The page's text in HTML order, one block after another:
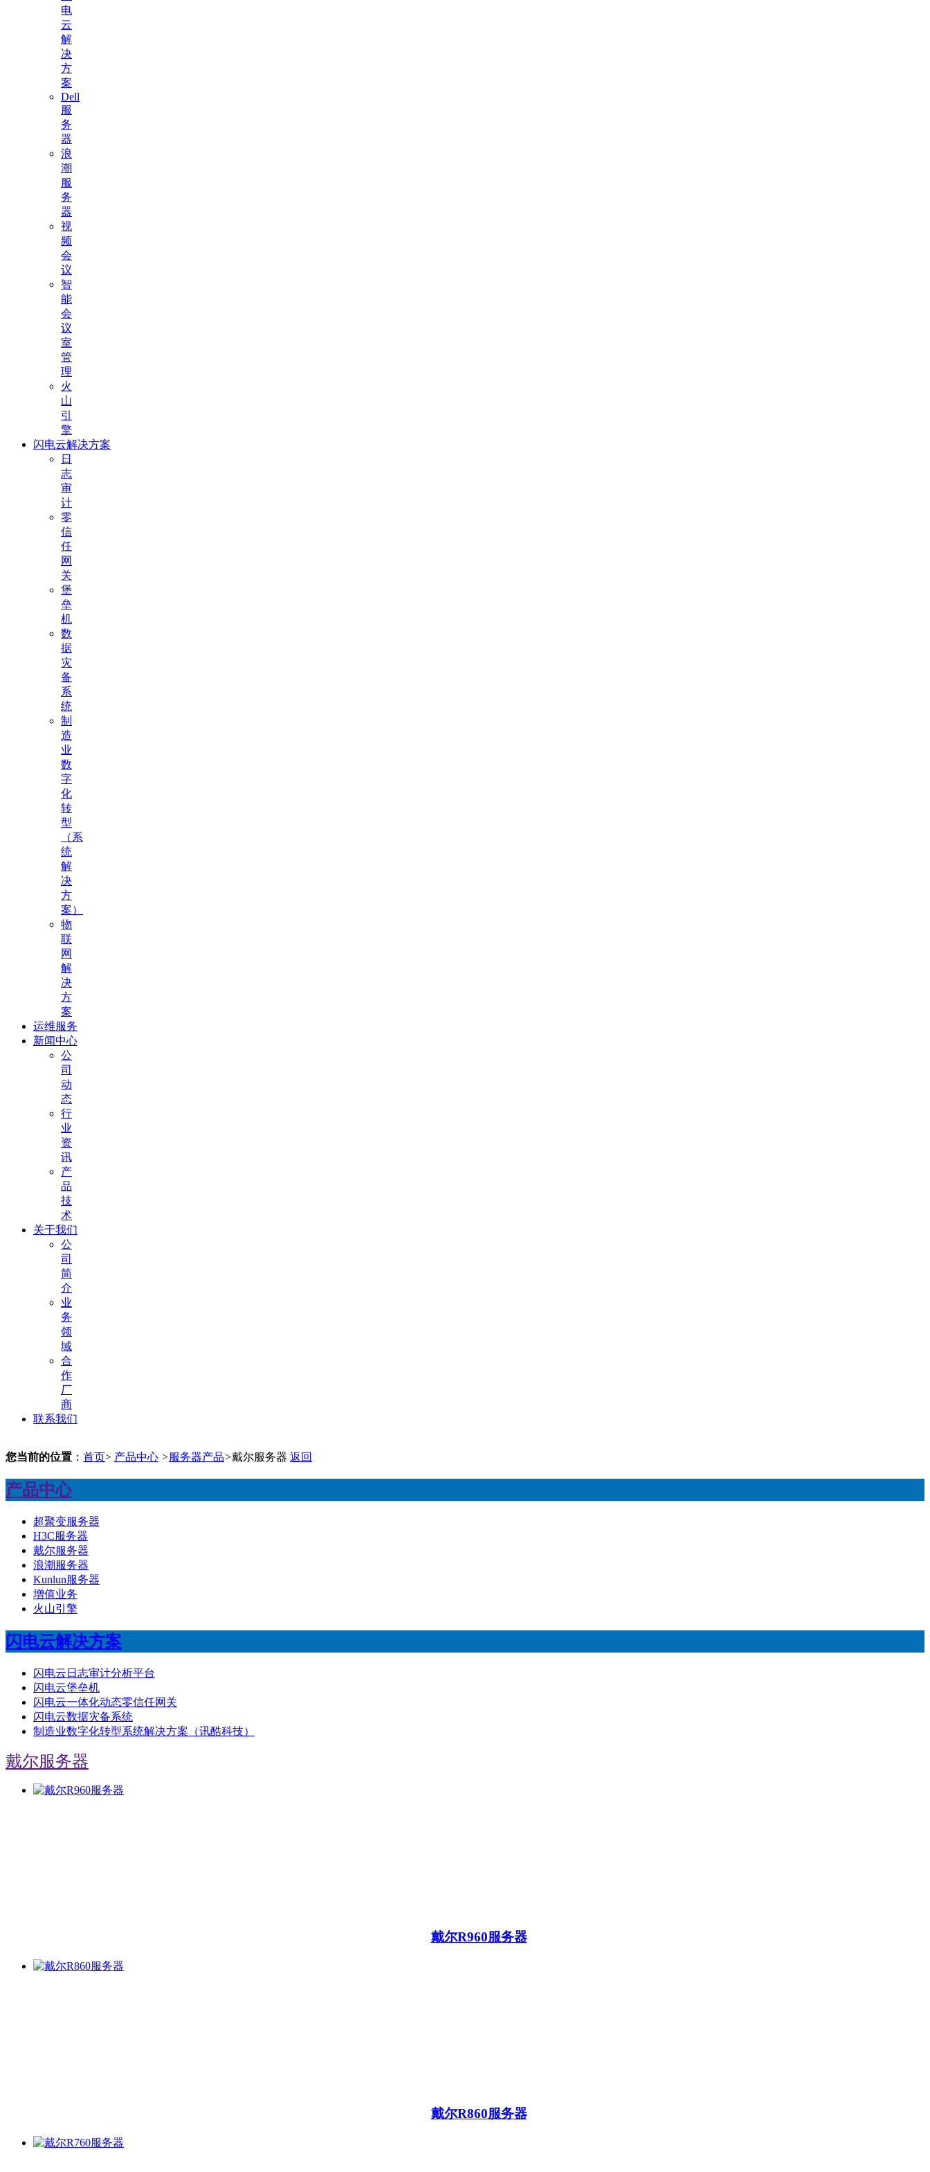
电
云
解
决
方
案
Dell
服
务
器
浪
潮
服
务
器
视
频
会
议
智
能
会
议
室
管
理
火
山
引
擎
闪电云解决方案
日
志
审
计
零
信
任
网
关
堡
垒
机
数
据
灾
备
系
统
制
造
业
数
字
化
转
型
（系
统
解
决
方
案）
物
联
网
解
决
方
案
运维服务
新闻中心
公
司
动
态
行
业
资
讯
产
品
技
术
关于我们
公
司
简
介
业
务
领
域
合
作
厂
商
联系我们
您当前的位置 ： 首页> 产品中心 >服务器产品>戴尔服务器 返回
产品中心
超聚变服务器
H3C服务器
戴尔服务器
浪潮服务器
Kunlun服务器
增值业务
火山引擎
闪电云解决方案
闪电云日志审计分析平台
闪电云堡垒机
闪电云一体化动态零信任网关
闪电云数据灾备系统
制造业数字化转型系统解决方案（讯酷科技）
戴尔服务器
戴尔R960服务器
戴尔R860服务器